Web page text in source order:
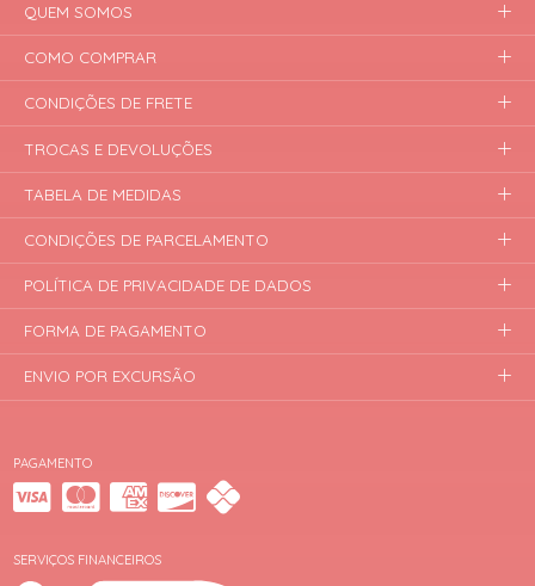
PAGAMENTO
SERVIÇOS FINANCEIROS
QUEM SOMOS
COMO COMPRAR
CONDIÇÕES DE FRETE
TROCAS E DEVOLUÇÕES
TABELA DE MEDIDAS
CONDIÇÕES DE PARCELAMENTO
POLÍTICA DE PRIVACIDADE DE DADOS
FORMA DE PAGAMENTO
ENVIO POR EXCURSÃO